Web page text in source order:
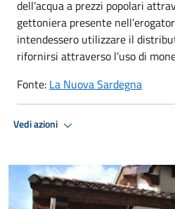
dell’acqua a prezzi popolari
gettoniera presente
intendessero utilizzare il
rifornirsi attraverso l’uso di
Fonte: La Nuova Sardegna
Vedi azioni